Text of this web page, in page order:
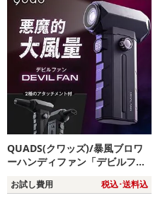
QUADS(クワッズ)/暴風ブロワ
ーハンディファン「デビルファ
種アタッチメント付/LEDライト
お試し費用 税込･送料込